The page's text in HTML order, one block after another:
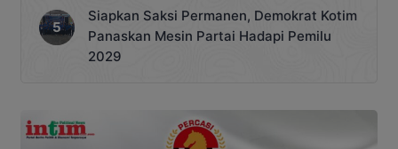
Siapkan Saksi Permanen, Demokrat Kotim
Panaskan Mesin Partai Hadapi Pemilu
2029